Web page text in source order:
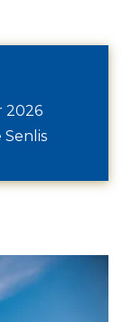
2026